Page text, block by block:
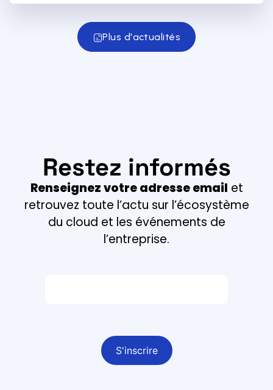
Plus d'actualités
Restez informés
Renseignez votre adresse email et
retrouvez toute l’actu sur l’écosystème
du cloud et les événements de
l’entreprise.